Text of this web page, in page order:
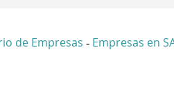
de Empresas - Empresas en